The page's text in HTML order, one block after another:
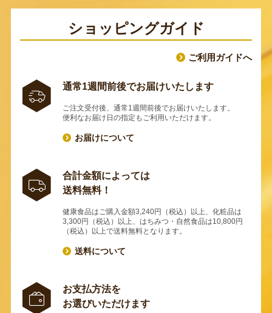
ショッピングガイド
ご利用ガイドへ
通常1週間前後でお届けいたします
ご注文受付後、通常1週間前後でお届けいたします。
便利なお届け日の指定もご利用いただけます。
お届けについて
合計金額によっては
送料無料！
健康食品はご購入金額3,240円（税込）以上、化粧品は
3,300円（税込）以上、はちみつ・自然食品は10,800円
（税込）以上で送料無料となります。
送料について
お支払方法を
お選びいただけます